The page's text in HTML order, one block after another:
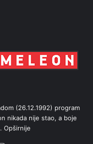
(26.12.1992) program
nikada nije stao, a boje
Opširnije